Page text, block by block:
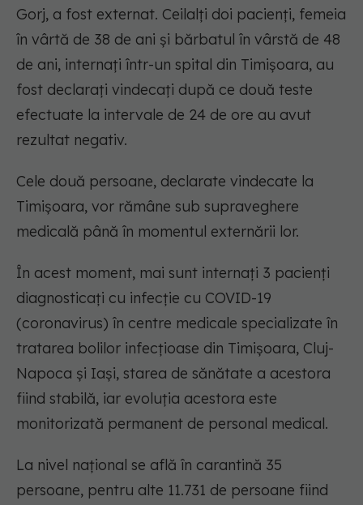
Gorj, a fost externat. Ceilalți doi pacienți, femeia
în vârtă de 38 de ani și bărbatul în vârstă de 48
de ani, internați într-un spital din Timișoara, au
fost declarați vindecați după ce două teste
efectuate la intervale de 24 de ore au avut
rezultat negativ.
Cele două persoane, declarate vindecate la
Timișoara, vor rămâne sub supraveghere
medicală până în momentul externării lor.
În acest moment, mai sunt internați 3 pacienți
diagnosticați cu infecție cu COVID-19
(coronavirus) în centre medicale specializate în
tratarea bolilor infecțioase din Timișoara, Cluj-
Napoca și Iași, starea de sănătate a acestora
fiind stabilă, iar evoluția acestora este
monitorizată permanent de personal medical.
La nivel național se află în carantină 35
persoane, pentru alte 11.731 de persoane fiind